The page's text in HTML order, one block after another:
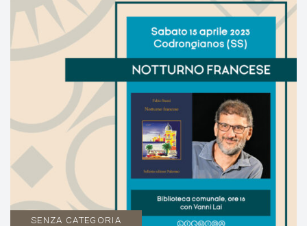
SENZA CATEGORIA